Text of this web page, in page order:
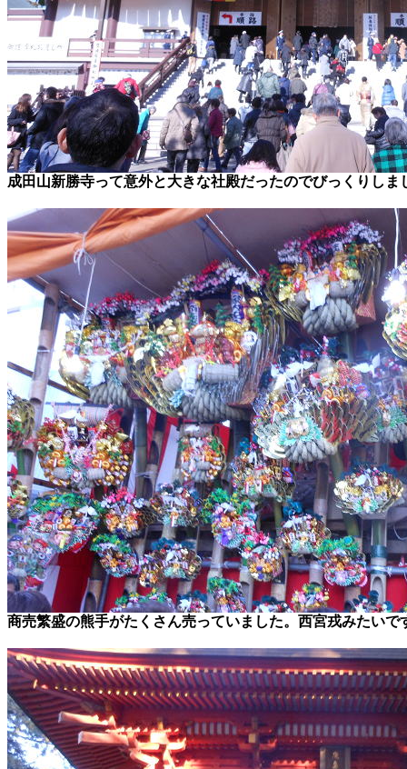
成田山新勝寺って意外と大きな社殿だったのでびっくりしま
商売繁盛の熊手がたくさん売っていました。西宮戎みたいで